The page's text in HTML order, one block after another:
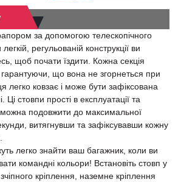
за допомогою телескопічного
регульованій конструкції ви
щоб почати їздити. Кожна секція
гарантуючи, що вона не згорнеться при
легко ковзає і може бути зафіксована
Ці стовпи прості в експлуатації та
можна подовжити до максимальної
витягнувши та зафіксувавши кожну
легко знайти ваш багажник, коли ви
командні кольори! Встановіть стовп у
кріплення, наземне кріплення